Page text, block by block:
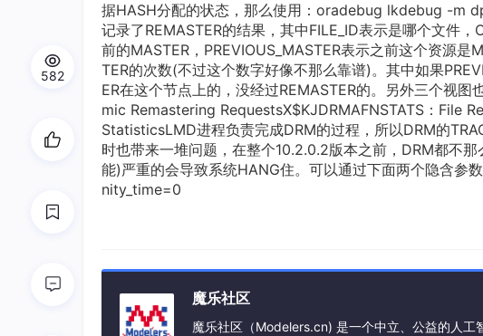
据HASH分配的状态，那么使用：oradebug lkdebug -m
记录了REMASTER的结果，其中FILE_ID表示是哪个文件
前的MASTER，PREVIOUS_MASTER表示之前这个资源是
TER的次数(不过这个数字好像不那么靠谱)。其中如果
ER在这个节点上的，没经过REMASTER的。另外三个视
mic Remastering RequestsX$KJDRMAFNSTATS：File
StatisticsLMD进程负责完成DRM的过程，所以DRM的
时也带来一堆问题，在整个10.2.0.2版本之前，DRM都不
能)严重的会导致系统HANG住。可以通过下面两个隐含参
nity_time=0
魔乐社区
魔乐社区（Modelers.cn) 是一个中立、公益的人工
582